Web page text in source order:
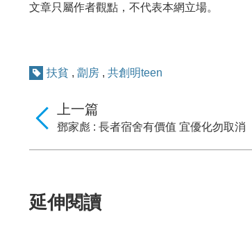
文章只屬作者觀點，不代表本網立場。
扶貧 , 劏房 , 共創明teen
上一篇
鄧家彪 : 長者宿舍有價值 宜優化勿取消
延伸閱讀